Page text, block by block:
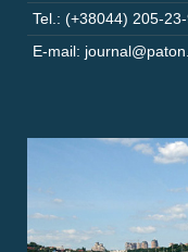
Tel.: (+38044) 205-
E-mail: